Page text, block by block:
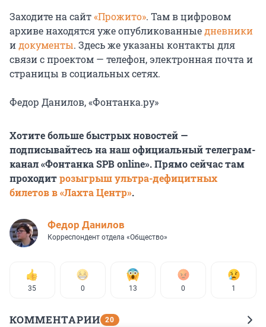
Заходите на сайт«Прожито». Там в цифровом
архиве находятся уже опубликованныедневники
идокументы. Здесь же указаны контакты для
связи с проектом — телефон, электронная почта и
страницы в социальных сетях.
Федор Данилов, «Фонтанка.ру»
Хотите больше быстрых новостей —
подписывайтесь на наш официальный телеграм-
канал «Фонтанка SPB online». Прямо сейчас там
проходитрозыгрыш ультра-дефицитных
билетов в «Лахта Центр».
Федор Данилов
Корреспондент отдела «Общество»
35 0 13 0 1
КОММЕНТАРИИ 20